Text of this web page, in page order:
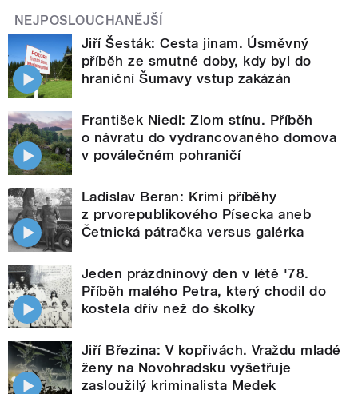
NEJPOSLOUCHANĚJŠÍ
Jiří Šesták: Cesta jinam. Úsměvný
příběh ze smutné doby, kdy byl do
hraniční Šumavy vstup zakázán
František Niedl: Zlom stínu. Příběh
o návratu do vydrancovaného domova
v poválečném pohraničí
Ladislav Beran: Krimi příběhy
z prvorepublikového Písecka aneb
Četnická pátračka versus galérka
Jeden prázdninový den v létě '78.
Příběh malého Petra, který chodil do
kostela dřív než do školky
Jiří Březina: V kopřivách. Vraždu mladé
ženy na Novohradsku vyšetřuje
zasloužilý kriminalista Medek